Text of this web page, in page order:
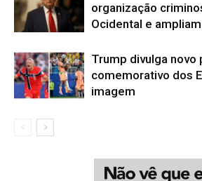
organização
Ocidental e
Trump divulga novo
comemorativo dos
imagem